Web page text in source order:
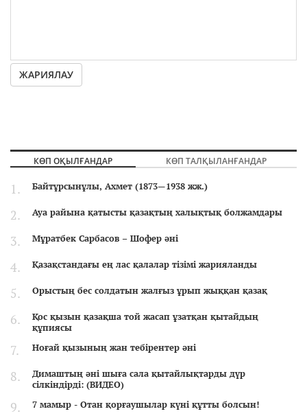
ЖАРИЯЛАУ
КӨП ОҚЫЛҒАНДАР КӨП ТАЛҚЫЛАНҒАНДАР
Байтұрсынұлы, Ахмет (1873—1938 жж.)
Ауа райына қатысты қазақтың халықтық болжамдары
Мұратбек Сарбасов – Шофер әні
Қазақстандағы ең лас қалалар тізімі жарияланды
Орыстың бес солдатын жалғыз ұрып жыққан қазақ
Қос қызын қазақша той жасап ұзатқан қытайдың
құпиясы
Ноғай қызының жан тебірентер әні
Димаштың әні шыға сала қытайлықтарды дүр
сілкіндірді: (ВИДЕО)
7 мамыр - Отан қорғаушылар күні құтты болсын!